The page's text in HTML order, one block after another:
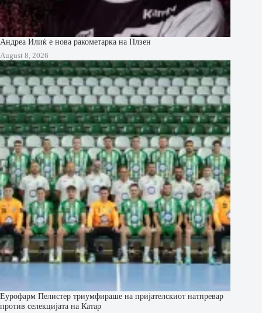
Андреа Илиќ е нова ракометарка на Плзен
August 8, 2026
Еурофарм Пелистер триумфираше на пријателскиот натпревар
против селекцијата на Катар